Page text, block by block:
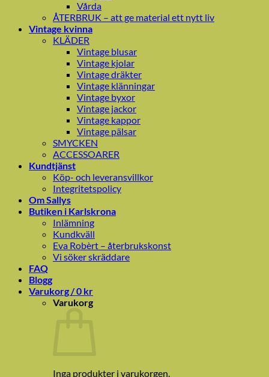
Vårda
ÅTERBRUK – att ge material ett nytt liv
Vintage kvinna
KLÄDER
Vintage blusar
Vintage kjolar
Vintage dräkter
Vintage klänningar
Vintage byxor
Vintage jackor
Vintage kappor
Vintage pälsar
SMYCKEN
ACCESSOARER
Kundtjänst
Köp- och leveransvillkor
Integritetspolicy
Om Sallys
Butiken i Karlskrona
Inlämning
Kundkväll
Eva Robèrt – återbrukskonst
Vi söker skräddare
FAQ
Blogg
Varukorg /0 kr
Varukorg
Inga produkter i varukorgen.